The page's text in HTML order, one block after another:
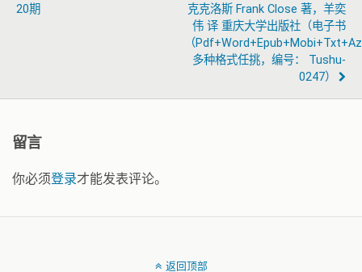
20期
克克洛斯 Frank Close 著，羊奕
伟 译 重庆大学出版社（电子书
（
多种格式任挑，编号： Tushu-
0247）
留言
你必须登录才能发表评论。
返回顶部